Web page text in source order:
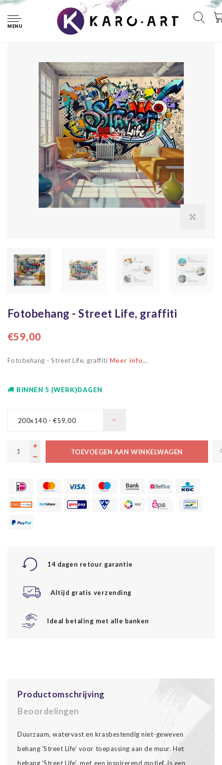
MENU
Fotobehang - Street Life, graffiti
Fotobehang - Street Life, graffiti
€59,00
Fotobehang - Street Life, graffiti Meer info...
BINNEN 5 (WERK)DAGEN
200x140 - €59,00
TOEVOEGEN AAN WINKELWAGEN
14 dagen retour garantie
Altijd gratis verzending
Ideal betaling met alle banken
Productomschrijving
Beoordelingen
Duurzaam, watervast en krasbestendig niet-geweven
behang 'Street Life' voor toepassing aan de muur. Het
behang 'Street Life', met een inspirerend motief, is een